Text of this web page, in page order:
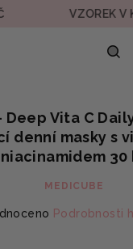
VZOREK V
Deep Vita C
denní masky s
niacinamidem 30
MEDICUBE
Podrobnosti